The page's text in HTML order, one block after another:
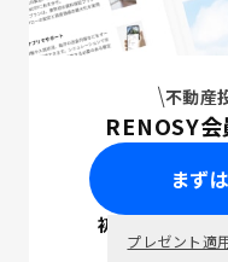
不動産
RENOSY会
まず
初回面談で
プレゼント適